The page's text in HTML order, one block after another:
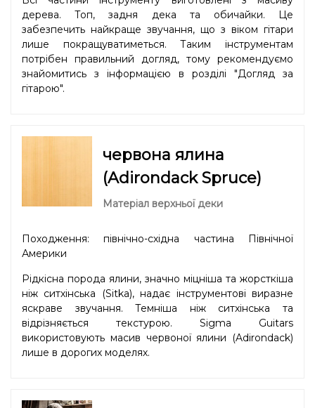
дерева. Топ, задня дека та обичайки. Це
забезпечить найкраще звучання, що з віком гітари
лише покращуватиметься. Таким інструментам
потрібен правильний догляд, тому рекомендуємо
знайомитись з інформацією в розділі "Догляд за
гітарою".
червона ялина
(Adirondack Spruce)
Матеріал верхньої деки
Походження: північно-східна частина Північної
Америки
Рідкісна порода ялини, значно міцніша та жорсткіша
ніж ситхінська (Sitka), надає інструментові виразне
яскраве звучання. Темніша ніж ситхінська та
відрізняється текстурою. Sigma Guitars
використовують масив червоної ялини (Adirondack)
лише в дорогих моделях.